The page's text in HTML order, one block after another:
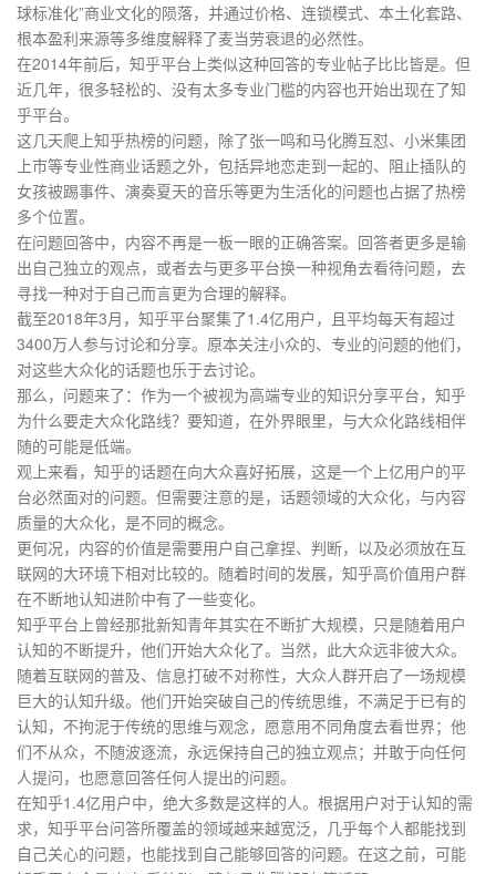
球标准化”商业文化的陨落，并通过价格、连锁模式、本土化套路、
根本盈利来源等多维度解释了麦当劳衰退的必然性。
在2014年前后，知乎平台上类似这种回答的专业帖子比比皆是。但
近几年，很多轻松的、没有太多专业门槛的内容也开始出现在了知
乎平台。
这几天爬上知乎热榜的问题，除了张一鸣和马化腾互怼、小米集团
上市等专业性商业话题之外，包括异地恋走到一起的、阻止插队的
女孩被踢事件、演奏夏天的音乐等更为生活化的问题也占据了热榜
多个位置。
在问题回答中，内容不再是一板一眼的正确答案。回答者更多是输
出自己独立的观点，或者去与更多平台换一种视角去看待问题，去
寻找一种对于自己而言更为合理的解释。
截至2018年3月，知乎平台聚集了1.4亿用户，且平均每天有超过
3400万人参与讨论和分享。原本关注小众的、专业的问题的他们，
对这些大众化的话题也乐于去讨论。
那么，问题来了：作为一个被视为高端专业的知识分享平台，知乎
为什么要走大众化路线？要知道，在外界眼里，与大众化路线相伴
随的可能是低端。
观上来看，知乎的话题在向大众喜好拓展，这是一个上亿用户的平
台必然面对的问题。但需要注意的是，话题领域的大众化，与内容
质量的大众化，是不同的概念。
更何况，内容的价值是需要用户自己拿捏、判断，以及必须放在互
联网的大环境下相对比较的。随着时间的发展，知乎高价值用户群
在不断地认知进阶中有了一些变化。
知乎平台上曾经那批新知青年其实在不断扩大规模，只是随着用户
认知的不断提升，他们开始大众化了。当然，此大众远非彼大众。
随着互联网的普及、信息打破不对称性，大众人群开启了一场规模
巨大的认知升级。他们开始突破自己的传统思维，不满足于已有的
认知，不拘泥于传统的思维与观念，愿意用不同角度去看世界；他
们不从众，不随波逐流，永远保持自己的独立观点；并敢于向任何
人提问，也愿意回答任何人提出的问题。
在知乎1.4亿用户中，绝大多数是这样的人。根据用户对于认知的需
求，知乎平台问答所覆盖的领域越来越宽泛，几乎每个人都能找到
自己关心的问题，也能找到自己能够回答的问题。在这之前，可能